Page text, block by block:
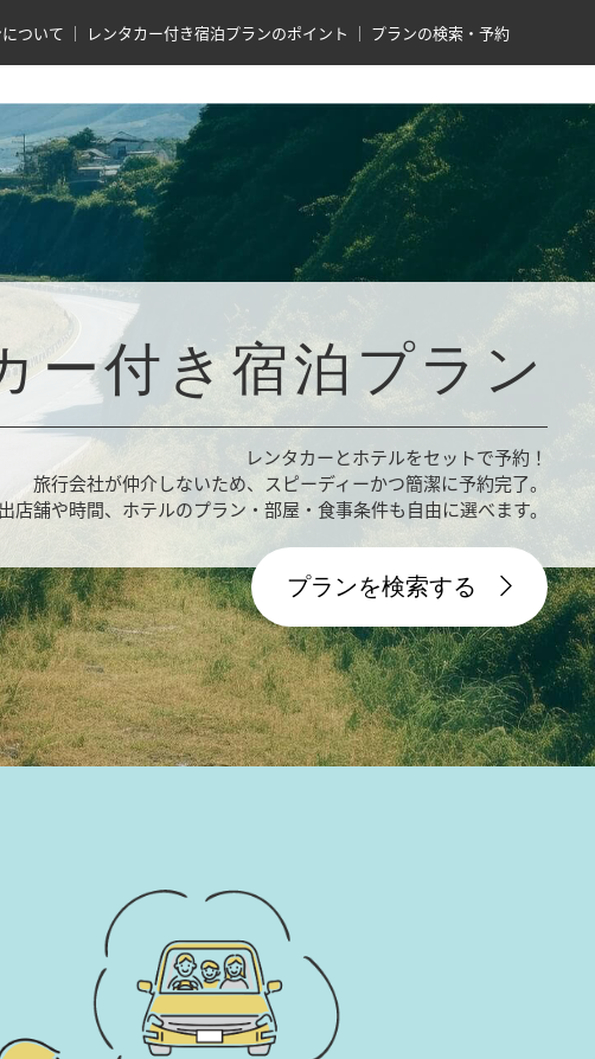
ついて レンタカー付き宿泊プランのポイント プランの検索・予約
ー付き宿泊プラン
レンタカーとホテルをセットで予約！
旅行会社が仲介しないため、スピーディーかつ簡潔に予約完了。
店舗や時間、ホテルのプラン・部屋・食事条件も自由に選べます。
プランを検索する